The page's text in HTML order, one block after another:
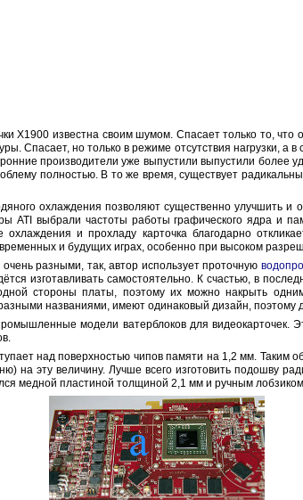
X1900 известна своим шумом. Спасает только то, что
Спасает, но только в режиме отсутствия нагрузки, а
производители уже выпустили выпустили более
полностью. В то же время, существует
охлаждения позволяют существенно улучшить и
ATI выбрали частоты работы графического ядра и
и прохладу карточка благодарно
и будущих играх, особенно при высоком
разными, так, автор использует проточную
изготавливать самостоятельно. К счастью, в
стороны платы, поэтому их можно накрыть
названиями, имеют одинаковый дизайн, поэтому
модели ватерблоков для видеокарточек.
над поверхностью чипов памяти на 1,2 мм. Таким
на эту величину. Лучше всего изготовить подошву
медной пластиной толщиной 2,1 мм и ручным